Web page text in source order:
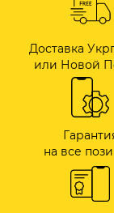
Доставка
или Новой
на все